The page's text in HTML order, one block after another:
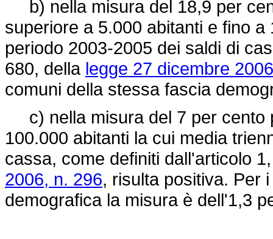
b) nella misura del 18,9 per
superiore a 5.000 abitanti e fino
periodo 2003-2005 dei saldi di
680, della legge 27 dicembre
comuni della stessa fascia
c) nella misura del 7 per cento
100.000 abitanti la cui media
cassa, come definiti dall'articolo
2006, n. 296, risulta positiva. Per
demografica la misura è dell'1,3